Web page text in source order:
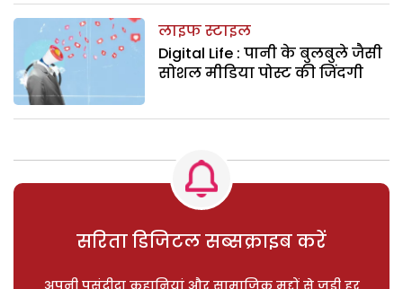
लाइफ स्टाइल
Digital Life : पानी के बुलबुले जैसी
सोशल मीडिया पोस्ट की जिंदगी
सरिता डिजिटल सब्सक्राइब करें